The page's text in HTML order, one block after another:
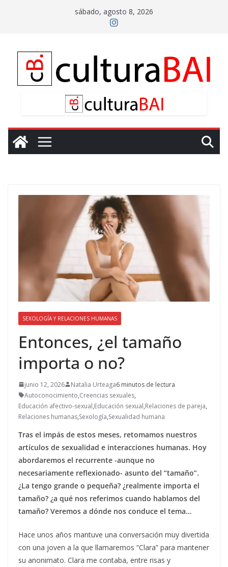
sábado, agosto 8, 2026
SEXOLOGÍA Y RELACIONES HUMANAS
Entonces, ¿el tamaño
importa o no?
junio 12, 2026 Natalia Urteaga6 minutos de lectura
Autoconocimiento,Creencias sexuales,
Educación afectivo-sexual,Educación sexual,Relaciones de pareja,
Relaciones humanas,Sexología,Sexualidad humana
Tras el impás de estos meses, retomamos nuestros
artículos de sexualidad e interacciones humanas. Hoy
abordaremos el recurrente -aunque no
necesariamente reflexionado- asunto del “tamaño”.
¿La tengo grande o pequeña? ¿realmente importa el
tamaño? ¿a qué nos referimos cuando hablamos del
tamaño? Veremos a dónde nos conduce el tema…
Hace unos años mantuve una conversación muy divertida
con una joven a la que llamaremos “Clara” para mantener
su anonimato. Clara me contaba, entre risas y